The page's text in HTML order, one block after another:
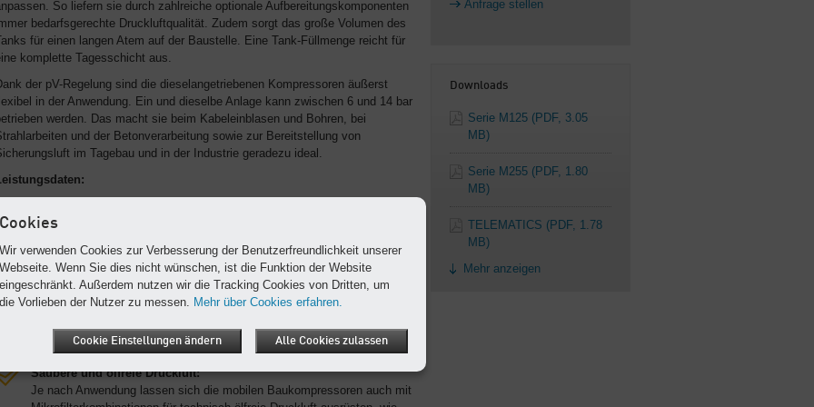
So liefern sie durch zahlreiche optionale Aufbereitungskomponenten
bedarfsgerechte Druckluftqualität. Zudem sorgt das große Volumen des
für einen langen Atem auf der Baustelle. Eine Tank-Füllmenge reicht für
komplette Tagesschicht aus.
der pV-Regelung sind die dieselangetriebenen Kompressoren äußerst
in der Anwendung. Ein und dieselbe Anlage kann zwischen 6 und 14 bar
werden. Das macht sie beim Kabeleinblasen und Bohren, bei
und der Betonverarbeitung sowie zur Bereitstellung von
im Tagebau und in der Industrie geradezu ideal.
Betriebsüberdruck bis zu 14 bar
Vorteile
Druckluft und Strom gleichzeitig:
Betrieb Ihrer pneumatischen und elektrischen Werkzeuge bzw.
Beleuchtungsanlagen.
Saubere und ölfreie Druckluft:
Je nach Anwendung lassen sich die mobilen Baukompressoren auch mit
Anfrage stellen
Downloads
Serie M125 (PDF, 3.05
MB)
Serie M255 (PDF, 1.80
MB)
TELEMATICS (PDF, 1.78
MB)
Mehr anzeigen
Cookies
Wir verwenden Cookies zur Verbesserung der Benutzerfreundlichkeit unserer
Webseite. Wenn Sie dies nicht wünschen, ist die Funktion der Website
eingeschränkt. Außerdem nutzen wir die Tracking Cookies von Dritten, um
die Vorlieben der Nutzer zu messen. Mehr über Cookies erfahren.
Cookie Einstellungen ändern Alle Cookies zulassen